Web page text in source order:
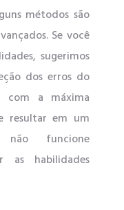
métodos são
Se você
sugerimos
dos erros do
com a máxima
resultar em um
funcione
as habilidades